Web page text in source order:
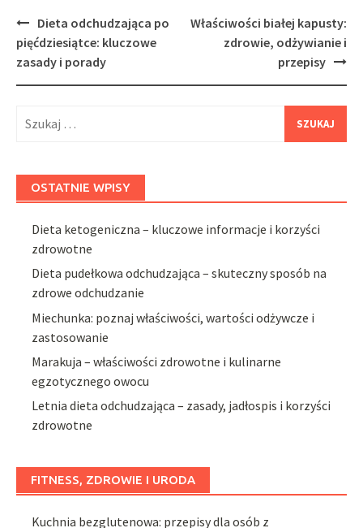
Post
navigation
Dieta odchudzająca po
pięćdziesiątce: kluczowe
zasady i porady
Właściwości białej kapusty:
zdrowie, odżywianie i
przepisy
OSTATNIE WPISY
Dieta ketogeniczna – kluczowe informacje i korzyści
zdrowotne
Dieta pudełkowa odchudzająca – skuteczny sposób na
zdrowe odchudzanie
Miechunka: poznaj właściwości, wartości odżywcze i
zastosowanie
Marakuja – właściwości zdrowotne i kulinarne
egzotycznego owocu
Letnia dieta odchudzająca – zasady, jadłospis i korzyści
zdrowotne
FITNESS, ZDROWIE I URODA
Kuchnia bezglutenowa: przepisy dla osób z